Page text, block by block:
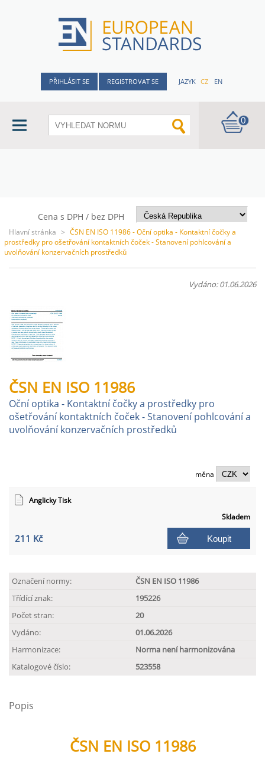
PŘIHLÁSIT SE REGISTROVAT SE JAZYK CZ EN
0
Cena s DPH / bez DPH
Hlavní stránka > ČSN EN ISO 11986 - Oční optika - Kontaktní čočky a
prostředky pro ošetřování kontaktních čoček - Stanovení pohlcování a
uvolňování konzervačních prostředků
Vydáno: 01.06.2026
ČSN EN ISO 11986
Oční optika - Kontaktní čočky a prostředky pro
ošetřování kontaktních čoček - Stanovení pohlcování a
uvolňování konzervačních prostředků
měna
Anglicky Tisk
Skladem
211 Kč Koupit
Označení normy:
ČSN EN ISO 11986
Třídící znak:
195226
Počet stran:
20
Vydáno:
01.06.2026
Harmonizace:
Norma není harmonizována
Katalogové číslo:
523558
Popis
ČSN EN ISO 11986